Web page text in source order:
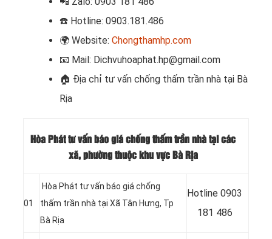
☎️ Hotline: 0903.181.486
🌍 Website: Chongthamhp.com
📧 Mail: Dichvuhoaphat.hp@gmail.com
🏠 Địa chỉ tư vấn chống thấm trần nhà tại Bà
Rịa
Hòa Phát tư vấn báo giá chống thấm trần nhà tại các
xã, phường thuộc khu vực Bà Rịa
01
Hòa Phát tư vấn báo giá chống
thấm trần nhà tại Xã Tân Hưng, Tp
Bà Rịa
Hotline 0903
181 486